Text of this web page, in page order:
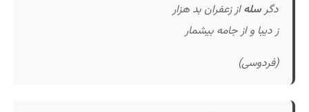
دگرسلهاز زعفران بد هزار
ز دیبا و از جامه بیشمار
(فردوسی)